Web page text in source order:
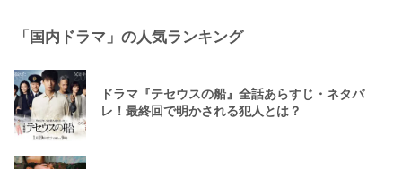
「国内ドラマ」の人気ランキング
ドラマ『テセウスの船』全話あらすじ・ネタバ
レ！最終回で明かされる犯人とは？